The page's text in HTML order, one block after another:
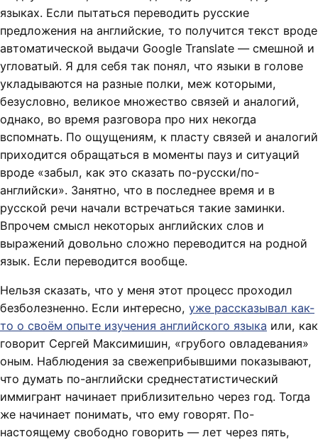
языках. Если пытаться переводить русские
предложения на английские, то получится текст вроде
автоматической выдачи Google Translate — смешной и
угловатый. Я для себя так понял, что языки в голове
укладываются на разные полки, меж которыми,
безусловно, великое множество связей и аналогий,
однако, во время разговора про них некогда
вспомнать. По ощущениям, к пласту связей и аналогий
приходится обращаться в моменты пауз и ситуаций
вроде «забыл, как это сказать по-русски/по-
английски». Занятно, что в последнее время и в
русской речи начали встречаться такие заминки.
Впрочем смысл некоторых английских слов и
выражений довольно сложно переводится на родной
язык. Если переводится вообще.
Нельзя сказать, что у меня этот процесс проходил
безболезненно. Если интересно, уже рассказывал как-
то о своём опыте изучения английского языка или, как
говорит Сергей Максимишин, «грубого овладевания»
оным. Наблюдения за свежеприбывшими показывают,
что думать по-английски среднестатистический
иммигрант начинает приблизительно через год. Тогда
же начинает понимать, что ему говорят. По-
настоящему свободно говорить — лет через пять,